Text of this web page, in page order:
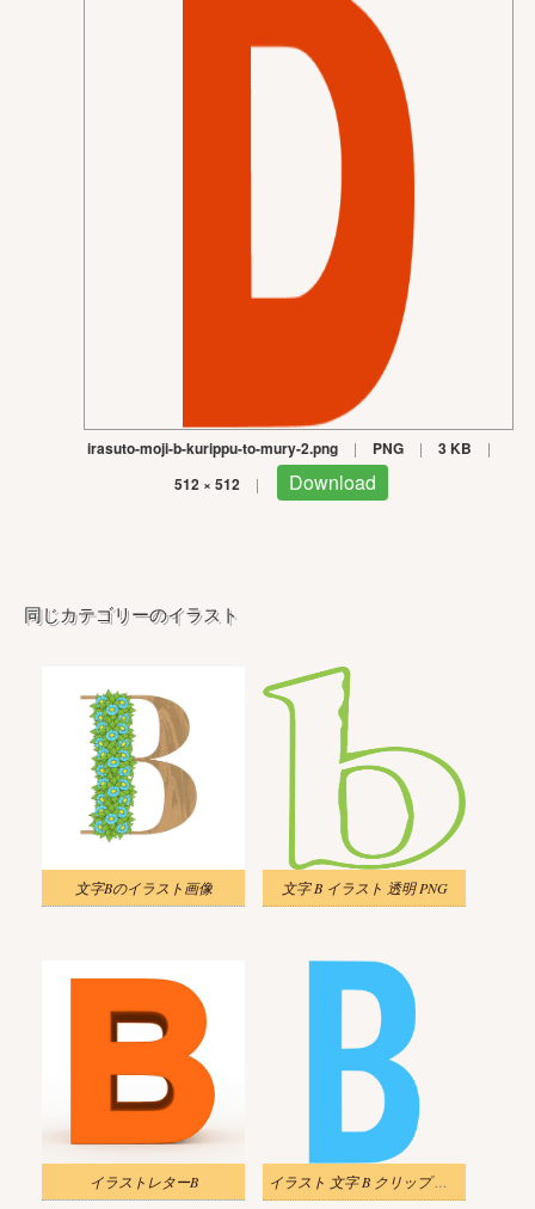
irasuto-moji-b-kurippu-to-mury-2.png | PNG | 3 KB |
512 × 512 | Download
同じカテゴリーのイラスト
文字Bのイラスト画像 文字 B イラスト 透明 PNG
イラストレターB イラスト 文字 B クリップ アート 無料